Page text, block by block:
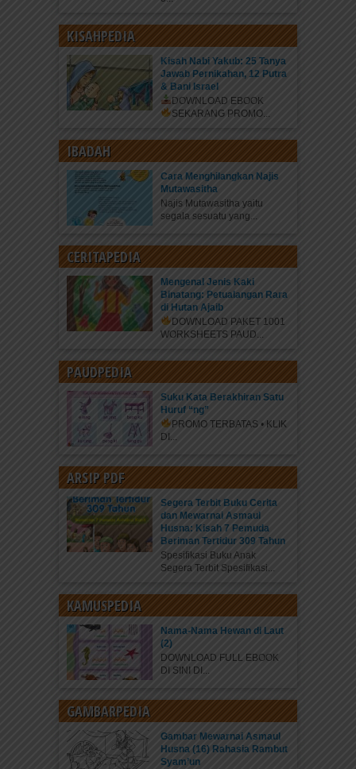
KISAHPEDIA
Kisah Nabi Yakub: 25 Tanya
Jawab Pernikahan, 12 Putra
& Bani Israel
DOWNLOAD EBOOK
SEKARANG PROMO...
IBADAH
Cara Menghilangkan Najis
Mutawasitha
Najis Mutawasitha yaitu
segala sesuatu yang...
CERITAPEDIA
Mengenal Jenis Kaki
Binatang: Petualangan Rara
di Hutan Ajaib
DOWNLOAD PAKET 1001
WORKSHEETS PAUD...
PAUDPEDIA
Suku Kata Berakhiran Satu
Huruf “ng”
PROMO TERBATAS • KLIK
DI...
ARSIP PDF
Segera Terbit Buku Cerita
dan Mewarnai Asmaul
Husna: Kisah 7 Pemuda
Beriman Tertidur 309 Tahun
Spesifikasi Buku Anak
Segera Terbit Spesifikasi...
KAMUSPEDIA
Nama-Nama Hewan di Laut
(2)
DOWNLOAD FULL EBOOK
DI SINI DI...
GAMBARPEDIA
Gambar Mewarnai Asmaul
Husna (16) Rahasia Rambut
Syam’un